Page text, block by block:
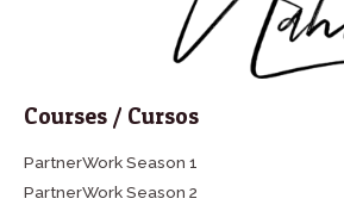
Courses / Cursos
PartnerWork Season 1
PartnerWork Season 2